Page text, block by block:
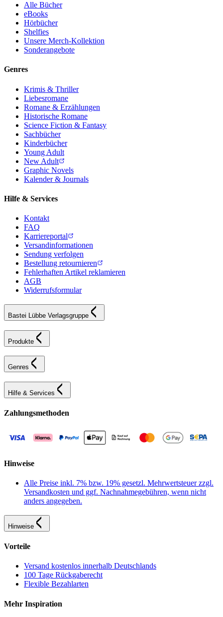
Alle Bücher
eBooks
Hörbücher
Shelfies
Unsere Merch-Kollektion
Sonderangebote
Genres
Krimis & Thriller
Liebesromane
Romane & Erzählungen
Historische Romane
Science Fiction & Fantasy
Sachbücher
Kinderbücher
Young Adult
New Adult
Graphic Novels
Kalender & Journals
Hilfe & Services
Kontakt
FAQ
Karriereportal
Versandinformationen
Sendung verfolgen
Bestellung retournieren
Fehlerhaften Artikel reklamieren
AGB
Widerrufsformular
Bastei Lübbe Verlagsgruppe
Produkte
Genres
Hilfe & Services
Zahlungsmethoden
Hinweise
Alle Preise inkl. 7% bzw. 19% gesetzl. Mehrwertsteuer zzgl.
Versandkosten und ggf. Nachnahmegebühren, wenn nicht
anders angegeben.
Hinweise
Vorteile
Versand kostenlos innerhalb Deutschlands
100 Tage Rückgaberecht
Flexible Bezahlarten
Mehr Inspiration